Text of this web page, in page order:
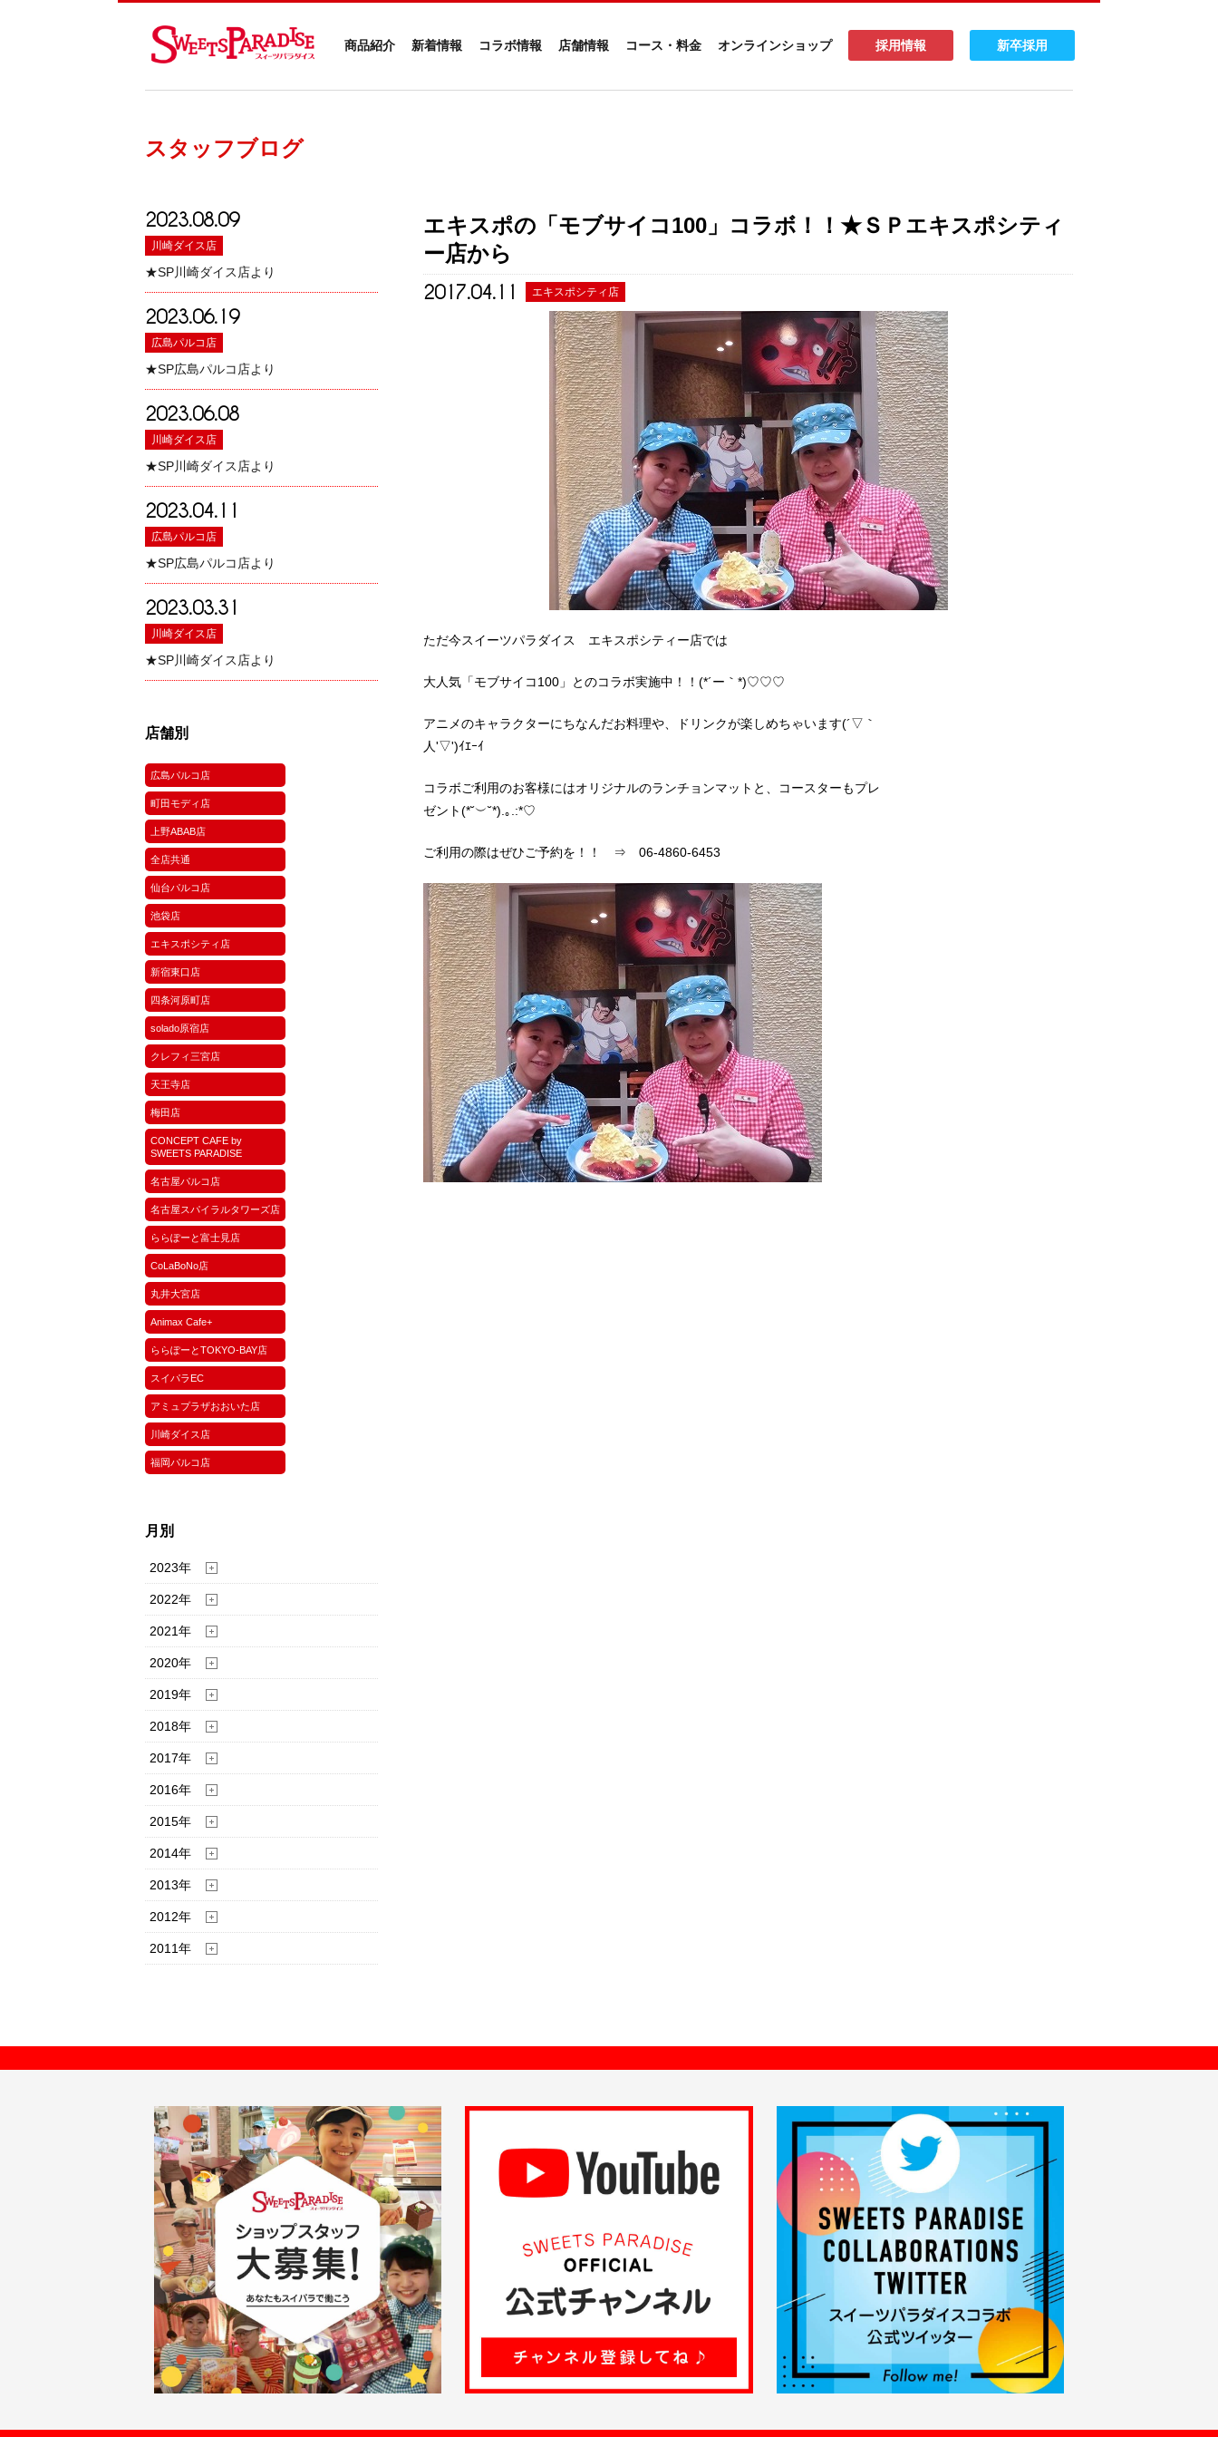
商品紹介 新着情報 コラボ情報 店舗情報 コース・料金 オンラインショップ 採用情報 新卒採用
スタッフブログ
2023.08.09
川崎ダイス店
★SP川崎ダイス店より
2023.06.19
広島パルコ店
★SP広島パルコ店より
2023.06.08
川崎ダイス店
★SP川崎ダイス店より
2023.04.11
広島パルコ店
★SP広島パルコ店より
2023.03.31
川崎ダイス店
★SP川崎ダイス店より
店舗別
広島パルコ店
町田モディ店
上野ABAB店
全店共通
仙台パルコ店
池袋店
エキスポシティ店
新宿東口店
四条河原町店
solado原宿店
クレフィ三宮店
天王寺店
梅田店
CONCEPT CAFE by
SWEETS PARADISE
名古屋パルコ店
名古屋スパイラルタワーズ店
ららぽーと富士見店
CoLaBoNo店
丸井大宮店
Animax Cafe+
ららぽーとTOKYO-BAY店
スイパラEC
アミュプラザおおいた店
川崎ダイス店
福岡パルコ店
月別
2023年
2022年
2021年
2020年
2019年
2018年
2017年
2016年
2015年
2014年
2013年
2012年
2011年
エキスポの「モブサイコ100」コラボ！！★ＳＰエキスポシティ
ー店から
2017.04.11 エキスポシティ店
ただ今スイーツパラダイス エキスポシティー店では
大人気「モブサイコ100」とのコラボ実施中！！(*´ー｀*)♡♡♡
アニメのキャラクターにちなんだお料理や、ドリンクが楽しめちゃいます(´▽｀
人'▽')ｲｴｰｲ
コラボご利用のお客様にはオリジナルのランチョンマットと、コースターもプレ
ゼント(*˘︶˘*).｡.:*♡
ご利用の際はぜひご予約を！！ ⇒ 06-4860-6453